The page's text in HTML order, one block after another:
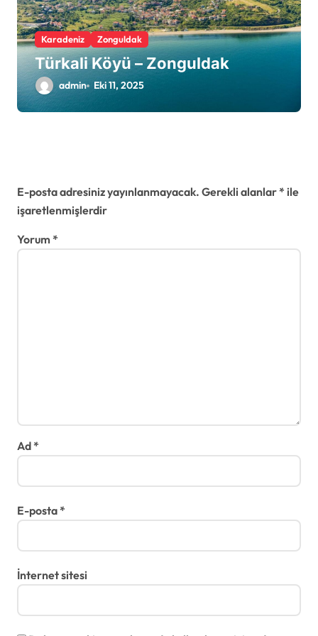
Karadeniz Zonguldak
Türkali Köyü – Zonguldak
admin Eki 11, 2025
E-posta adresiniz yayınlanmayacak. Gerekli alanlar* ile
işaretlenmişlerdir
Yorum *
Ad*
E-posta*
İnternet sitesi